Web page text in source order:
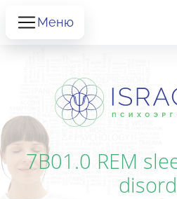
Меню
7B01.0 REM